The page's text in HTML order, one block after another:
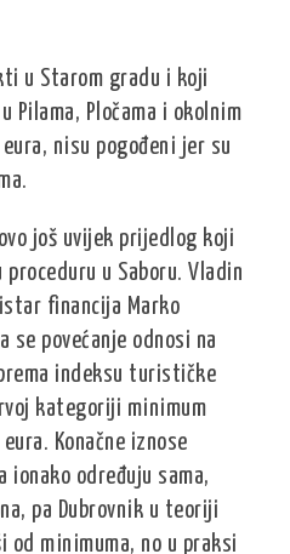
u Starom gradu i koji
Pilama, Pločama i okolnim
nisu pogođeni jer su
još uvijek prijedlog koji
u Saboru. Vladin
financija Marko
se povećanje odnosi na
indeksu turističke
kategoriji minimum
Konačne iznose
ionako određuju sama,
pa Dubrovnik u teoriji
minimuma, no u praksi